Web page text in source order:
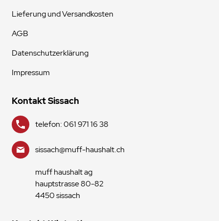
Lieferung und Versandkosten
AGB
Datenschutzerklärung
Impressum
Kontakt Sissach
telefon: 061 971 16 38
sissach@muff-haushalt.ch
muff haushalt ag
hauptstrasse 80-82
4450 sissach